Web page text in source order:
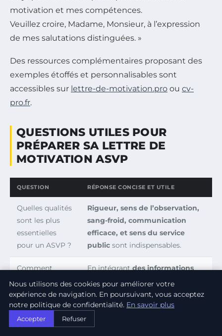
motivation et mes compétences.
Veuillez croire, Madame, Monsieur, à l’expression
de mes salutations distinguées. »
Des ressources complémentaires proposant des
exemples étoffés et personnalisables sont
accessibles sur lettre-de-motivation.pro ou cv-
pro.fr.
QUESTIONS UTILES POUR
PRÉPARER SA LETTRE DE
MOTIVATION ASVP
QUESTION RÉPONSE CONCISE ET UTILE
Quelles qualités
sont les plus
essentielles
pour un ASVP ?
Rigueur, sens de l’observation,
sang-froid, communication
efficace, et sens du service
public sont indispensables.
Comment
personnaliser
efficacement
une lettre de
motivation
ASVP ?
En intégrantdes informations
précises sur la collectivité ou
l’entreprise, adaptant le ton, et
mentionnant leurs projets et
Nous utilisons des cookies pour améliorer votre
expérience de navigation. En poursuivant, vous acceptez
notre politique de confidentialité. En savoir plus
Accepter Refuser